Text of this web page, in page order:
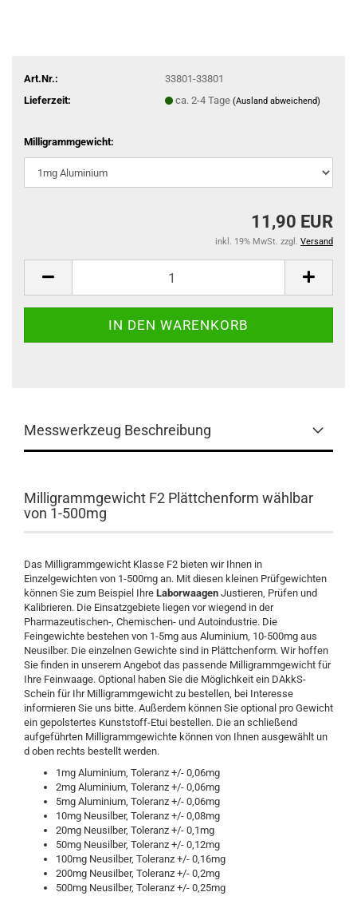
Art.Nr.:
33801-33801
Lieferzeit:
ca. 2-4 Tage (Ausland abweichend)
Milligrammgewicht:
11,90 EUR
inkl. 19% MwSt. zzgl. Versand
Messwerkzeug Beschreibung
Milligrammgewicht F2 Plättchenform wählbar
von 1-500mg
Das Milligrammgewicht Klasse F2 bieten wir Ihnen in
Einzelgewichten von 1-500mg an. Mit diesen kleinen Prüfgewichten
können Sie zum Beispiel Ihre Laborwaagen Justieren, Prüfen und
Kalibrieren. Die Einsatzgebiete liegen vor wiegend in der
Pharmazeutischen-, Chemischen- und Autoindustrie. Die
Feingewichte bestehen von 1-5mg aus Aluminium, 10-500mg aus
Neusilber. Die einzelnen Gewichte sind in Plättchenform. Wir hoffen
Sie finden in unserem Angebot das passende Milligrammgewicht für
Ihre Feinwaage. Optional haben Sie die Möglichkeit ein DAkkS-
Schein für Ihr Milligrammgewicht zu bestellen, bei Interesse
informieren Sie uns bitte. Außerdem können Sie optional pro Gewicht
ein gepolstertes Kunststoff-Etui bestellen. Die an schließend
aufgeführten Milligrammgewichte können von Ihnen ausgewählt un
d oben rechts bestellt werden.
1mg Aluminium, Toleranz +/- 0,06mg
2mg Aluminium, Toleranz +/- 0,06mg
5mg Aluminium, Toleranz +/- 0,06mg
10mg Neusilber, Toleranz +/- 0,08mg
20mg Neusilber, Toleranz +/- 0,1mg
50mg Neusilber, Toleranz +/- 0,12mg
100mg Neusilber, Toleranz +/- 0,16mg
200mg Neusilber, Toleranz +/- 0,2mg
500mg Neusilber, Toleranz +/- 0,25mg